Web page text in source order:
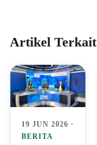
Artikel Terkait
19 JUN 2026 ·
BERITA